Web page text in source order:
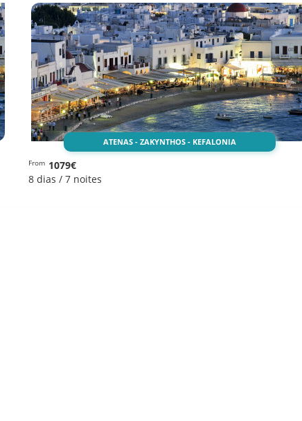
ATENAS - ZAKYNTHOS - KEFALONIA
From 1079€
8 dias / 7 noites